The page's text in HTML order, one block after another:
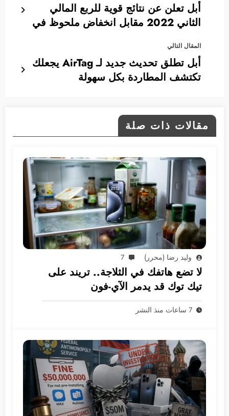
أبل تعلن عن نتائج قوية للربع المالي
الثاني 2022 مقابل انخفاض ملحوظ في
المقال التالي
أبل تطلق تحديث جديد لـ AirTag يجعلك
تكتشف المطاردة بكل سهولة
مقالات ذات صلة
وليد رضا (محرر) 7
لا تضع هاتفك في الثلاجة.. تريند على
تيك توك قد يدمر الآي-فون
7 ساعات منذ النشر